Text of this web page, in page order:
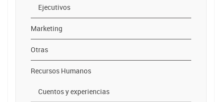
Ejecutivos
Marketing
Otras
Recursos Humanos
Cuentos y experiencias